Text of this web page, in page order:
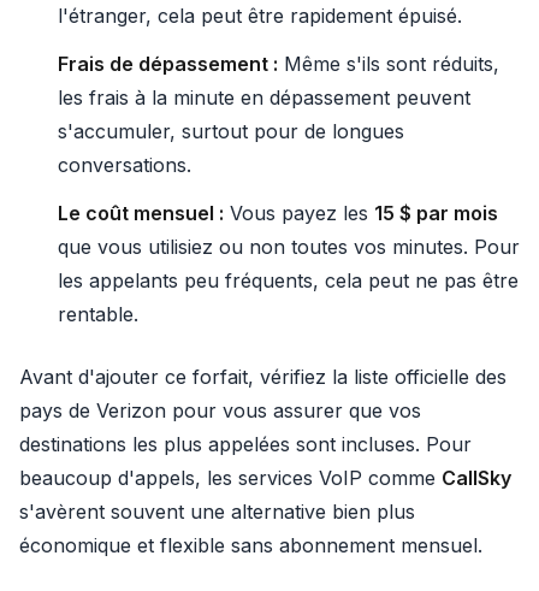
l'étranger, cela peut être rapidement épuisé.
Frais de dépassement : Même s'ils sont réduits,
les frais à la minute en dépassement peuvent
s'accumuler, surtout pour de longues
conversations.
Le coût mensuel : Vous payez les 15 $ par mois
que vous utilisiez ou non toutes vos minutes. Pour
les appelants peu fréquents, cela peut ne pas être
rentable.
Avant d'ajouter ce forfait, vérifiez la liste officielle des
pays de Verizon pour vous assurer que vos
destinations les plus appelées sont incluses. Pour
beaucoup d'appels, les services VoIP comme CallSky
s'avèrent souvent une alternative bien plus
économique et flexible sans abonnement mensuel.